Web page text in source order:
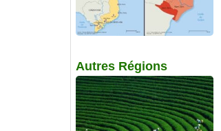
Autres Régions